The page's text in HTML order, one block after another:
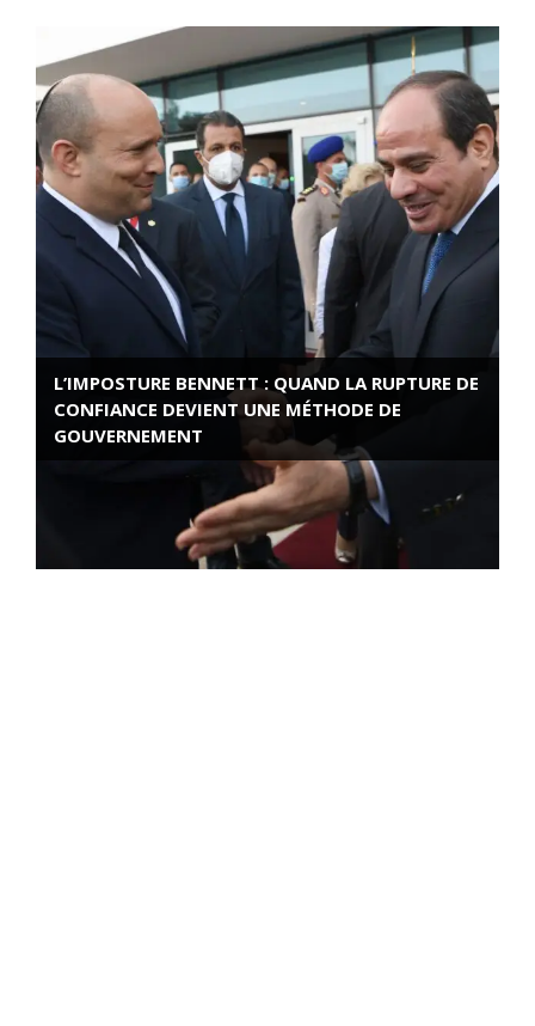
L’IMPOSTURE BENNETT : QUAND LA RUPTURE DE
CONFIANCE DEVIENT UNE MÉTHODE DE
GOUVERNEMENT
ROSE VALLAND, HEROÏNE DE LA RESISTANCE